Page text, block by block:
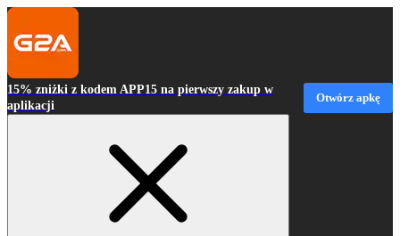
15% zniżki z kodem APP15 na pierwszy zakup w
aplikacji
Otwórz apkę